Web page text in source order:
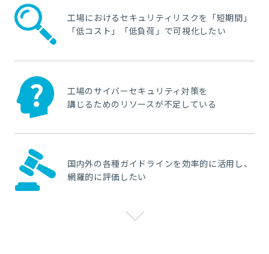
工場におけるセキュリティリスクを「短期間」
「低コスト」「低負荷」で可視化したい
工場のサイバーセキュリティ対策を
講じるためのリソースが不足している
国内外の各種ガイドラインを効率的に活用し、
網羅的に評価したい